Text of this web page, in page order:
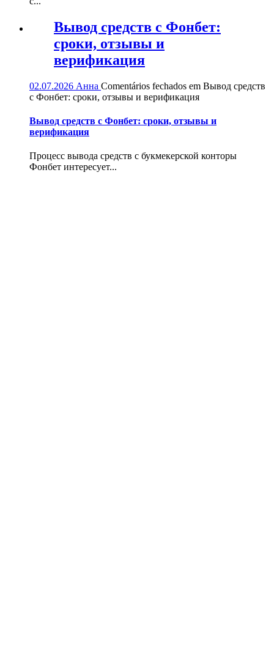
Вывод средств с Фонбет:
сроки, отзывы и
верификация
02.07.2026 Анна Comentários fechados em Вывод средств
с Фонбет: сроки, отзывы и верификация
Вывод средств с Фонбет: сроки, отзывы и
верификация
Процесс вывода средств с букмекерской конторы
Фонбет интересует...